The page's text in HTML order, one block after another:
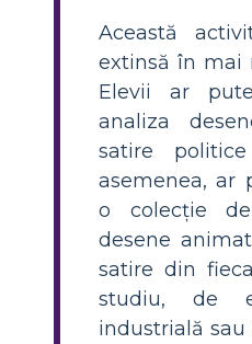
Această
extinsă în mai
Elevii ar
analiza
satire
asemenea, ar
o colecție
desene
satire din
studiu, de
industrială sau